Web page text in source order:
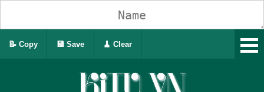
📝 Copy 💾 Save 🧹 Clear